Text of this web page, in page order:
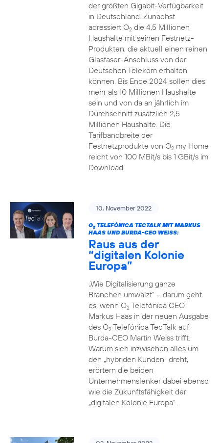
der größten Gigabit-Verfügbarkeit
in Deutschland. Zunächst
adressiert O2die 4,5 Millionen
Haushalte mit seinen Festnetz-
Produkten, die aktuell einen reinen
Glasfaser-Anschluss von der
Deutschen Telekom erhalten
können. Bis Ende 2024 sollen dies
mehr als 10 Millionen Haushalte
sein und von da an jährlich im
Durchschnitt zusätzlich 2,5
Millionen Haushalte. Die
Tarifbandbreite der
Festnetzprodukte von O2my Home
reicht von 100 MBit/s bis 1 GBit/s im
Download.
10. November 2022
O2TELEFÓNICA TECTALK MIT MARKUS
HAAS UND BURDA-CEO WEISS:
Raus aus der
“digitalen Kolonie
Europa”
„Wie Digitalisierung ganze
Branchen umwälzt“ – darum geht
es, wenn O2Telefónica CEO
Markus Haas in der neuen Ausgabe
des O2Telefónica TecTalk auf
Burda-CEO Martin Weiss trifft.
Warum sich inzwischen alles um
den „hybriden Kunden“ dreht,
erörtern die beiden
Unternehmenslenker dabei ebenso
wie die Zukunftsfähigkeit der
„digitalen Kolonie Europa“.